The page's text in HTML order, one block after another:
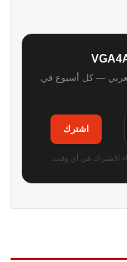
العربي — كل أسبوع في
اشترك
الاشتراك في أي وقت.